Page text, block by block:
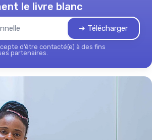
le livre blanc
➔ Télécharger
d’être contacté(e) à des fins
partenaires.